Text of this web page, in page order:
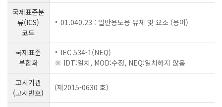
국제표준분
류(ICS)
코드
01.040.23 : 일반용도용 유체 및 요소 (용어)
국제표준
부합화
IEC 534-1(NEQ)
※ IDT:일치, MOD:수정, NEQ:일치하지 않음
고시기관
(고시번호)
(제2015-0630 호)